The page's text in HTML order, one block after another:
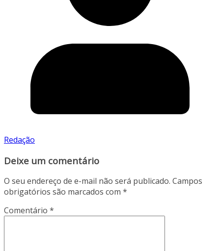
Redação
Deixe um comentário
O seu endereço de e-mail não será publicado. Campos
obrigatórios são marcados com *
Comentário *